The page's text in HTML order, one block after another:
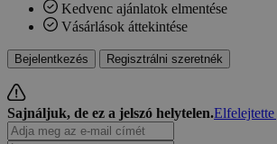
Kedvenc ajánlatok elmentése
Vásárlások áttekintése
Bejelentkezés Regisztrálni szeretnék
Sajnáljuk, de ez a jelszó helytelen.Elfelejtette